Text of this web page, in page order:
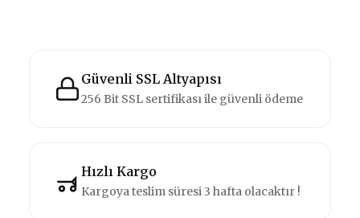
Güvenli SSL Altyapısı
256 Bit SSL sertifikası ile güvenli ödeme
Hızlı Kargo
Kargoya teslim süresi 3 hafta olacaktır !